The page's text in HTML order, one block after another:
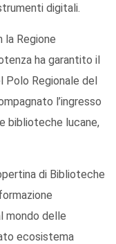
digitali.
la Regione
ha garantito il
Regionale del
l’ingresso
biblioteche lucane,
di Biblioteche
mondo delle
ecosistema